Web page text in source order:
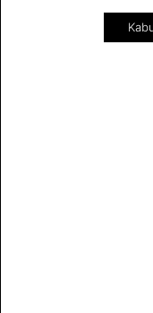
Mağazada Teknik Servis